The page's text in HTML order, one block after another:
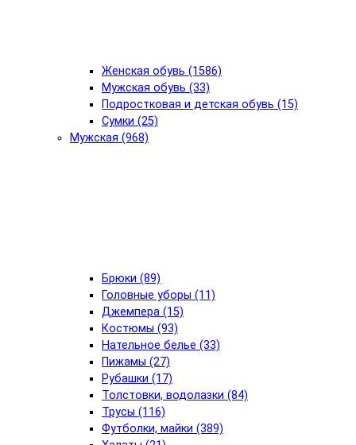
Женская обувь (1586)
Мужская обувь (33)
Подростковая и детская обувь (15)
Сумки (25)
Мужская (968)
Брюки (89)
Головные уборы (11)
Джемпера (15)
Костюмы (93)
Нательное белье (33)
Пижамы (27)
Рубашки (17)
Толстовки, водолазки (84)
Трусы (116)
Футболки, майки (389)